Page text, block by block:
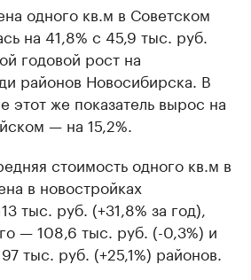
одного кв.м в Советском
на 41,8% с 45,9 тыс. руб.
годовой рост на
районов Новосибирска. В
этот же показатель вырос на
— на 15,2%.
стоимость одного кв.м в
в новостройках
тыс. руб. (+31,8% за год),
— 108,6 тыс. руб. (-0,3%) и
тыс. руб. (+25,1%) районов.